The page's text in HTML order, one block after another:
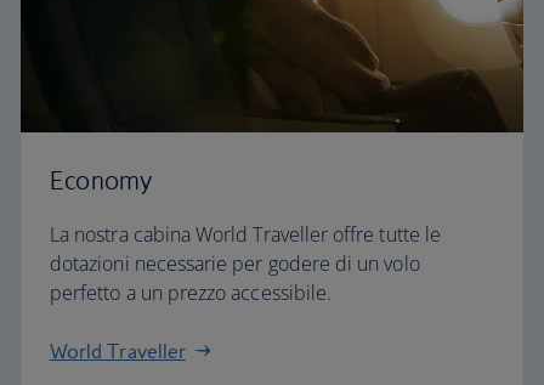
Economy
La nostra cabina World Traveller offre tutte le
dotazioni necessarie per godere di un volo
perfetto a un prezzo accessibile.
World Traveller